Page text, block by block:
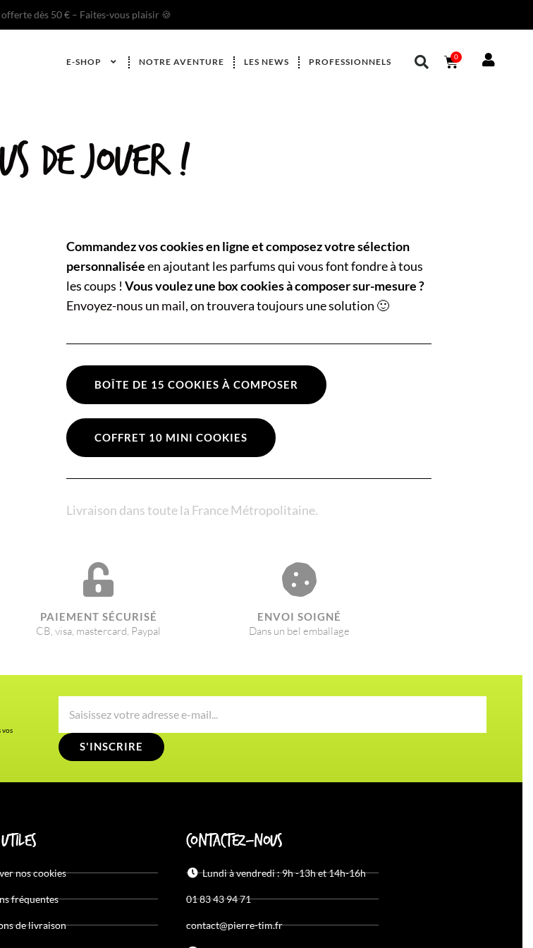
dès 50 € – Faites-vous plaisir 🍪
E-SHOP NOTRE AVENTURE LES NEWS PROFESSIONNELS 0
de jouer !
Commandez vos cookies en ligne et composez votre sélection
personnaliséeen ajoutant les parfums qui vous font fondre à tous
les coups ! Vous voulez une box cookies à composer sur-mesure ?
Envoyez-nous un mail, on trouvera toujours une solution 🙂
BOÎTE DE 15 COOKIES À COMPOSER
COFFRET 10 MINI COOKIES
Livraison dans toute la France Métropolitaine.
PAIEMENT SÉCURISÉ
CB, visa, mastercard, Paypal
ENVOI SOIGNÉ​
Dans un bel emballage
vos
S'INSCRIRE
nos cookies
fréquentes
de livraison
Contactez-nous
Lundi à vendredi : 9h -13h et 14h-16h
01 83 43 94 71
contact@pierre-tim.fr